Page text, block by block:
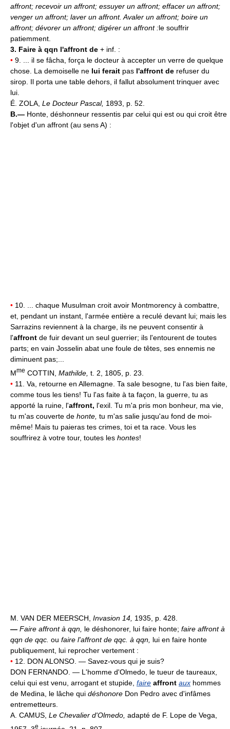
affront; recevoir un affront; essuyer un affront; effacer un affront;
venger un affront; laver un affront. Avaler un affront; boire un
affront; dévorer un affront; digérer un affront :le souffrir
patiemment.
3. Faire à qqn l'affront de + inf. :
• 9. ... il se fâcha, força le docteur à accepter un verre de quelque
chose. La demoiselle ne lui ferait pas l'affront de refuser du
sirop. Il porta une table dehors, il fallut absolument trinquer avec
lui.
É. ZOLA, Le Docteur Pascal, 1893, p. 52.
B.— Honte, déshonneur ressentis par celui qui est ou qui croit être
l'objet d'un affront (au sens A) :
• 10. ... chaque Musulman croit avoir Montmorency à combattre,
et, pendant un instant, l'armée entière a reculé devant lui; mais les
Sarrazins reviennent à la charge, ils ne peuvent consentir à
l'affront de fuir devant un seul guerrier; ils l'entourent de toutes
parts; en vain Josselin abat une foule de têtes, ses ennemis ne
diminuent pas;...
Mme COTTIN, Mathilde, t. 2, 1805, p. 23.
• 11. Va, retourne en Allemagne. Ta sale besogne, tu l'as bien faite,
comme tous les tiens! Tu l'as faite à ta façon, la guerre, tu as
apporté la ruine, l'affront, l'exil. Tu m'a pris mon bonheur, ma vie,
tu m'as couverte de honte, tu m'as salie jusqu'au fond de moi-
même! Mais tu paieras tes crimes, toi et ta race. Vous les
souffrirez à votre tour, toutes les hontes!
M. VAN DER MEERSCH, Invasion 14, 1935, p. 428.
— Faire affront à qqn, le déshonorer, lui faire honte; faire affront à
qqn de qqc. ou faire l'affront de qqc. à qqn, lui en faire honte
publiquement, lui reprocher vertement :
• 12. DON ALONSO. — Savez-vous qui je suis?
DON FERNANDO. — L'homme d'Olmedo, le tueur de taureaux,
celui qui est venu, arrogant et stupide, faire affront aux hommes
de Medina, le lâche qui déshonore Don Pedro avec d'infâmes
entremetteurs.
A. CAMUS, Le Chevalier d'Olmedo, adapté de F. Lope de Vega,
e